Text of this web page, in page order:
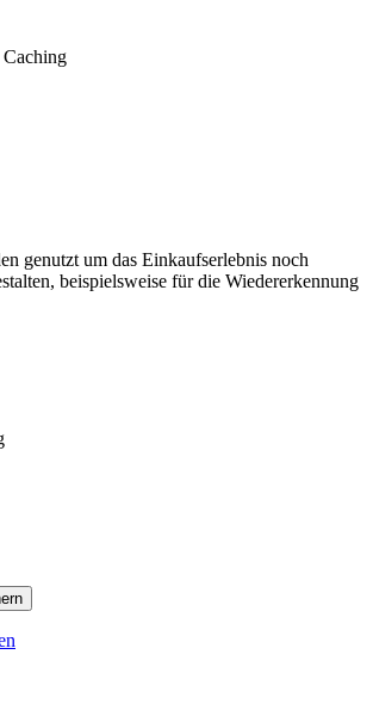
Caching
genutzt um das Einkaufserlebnis noch
beispielsweise für die Wiedererkennung